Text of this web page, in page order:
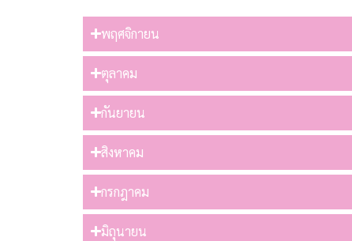
พฤศจิกายน
ตุลาคม
กันยายน
สิงหาคม
กรกฎาคม
มิถุนายน